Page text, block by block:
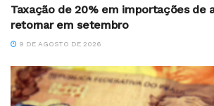
Taxação de 20% em importações de
retornar em setembro
9 DE AGOSTO DE 2026